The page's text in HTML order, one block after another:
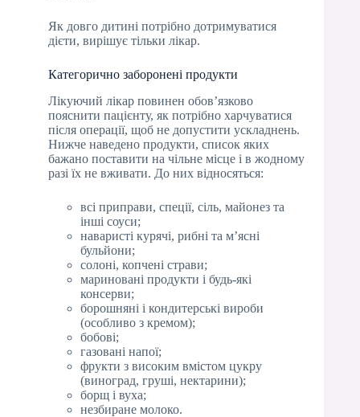
Як довго дитині потрібно дотримуватися
дієти, вирішує тільки лікар.
Категорично заборонені продукти
Лікуючий лікар повинен обов’язково
пояснити пацієнту, як потрібно харчуватися
після операції, щоб не допустити ускладнень.
Нижче наведено продукти, список яких
бажано поставити на чільне місце і в жодному
разі їх не вживати. До них відносяться:
всі приправи, спеції, сіль, майонез та
інші соуси;
наваристі курячі, рибні та м’ясні
бульйони;
солоні, копчені страви;
мариновані продукти і будь-які
консерви;
борошняні і кондитерські вироби
(особливо з кремом);
бобові;
газовані напої;
фрукти з високим вмістом цукру
(виноград, груші, нектарини);
борщ і вуха;
незбиране молоко.